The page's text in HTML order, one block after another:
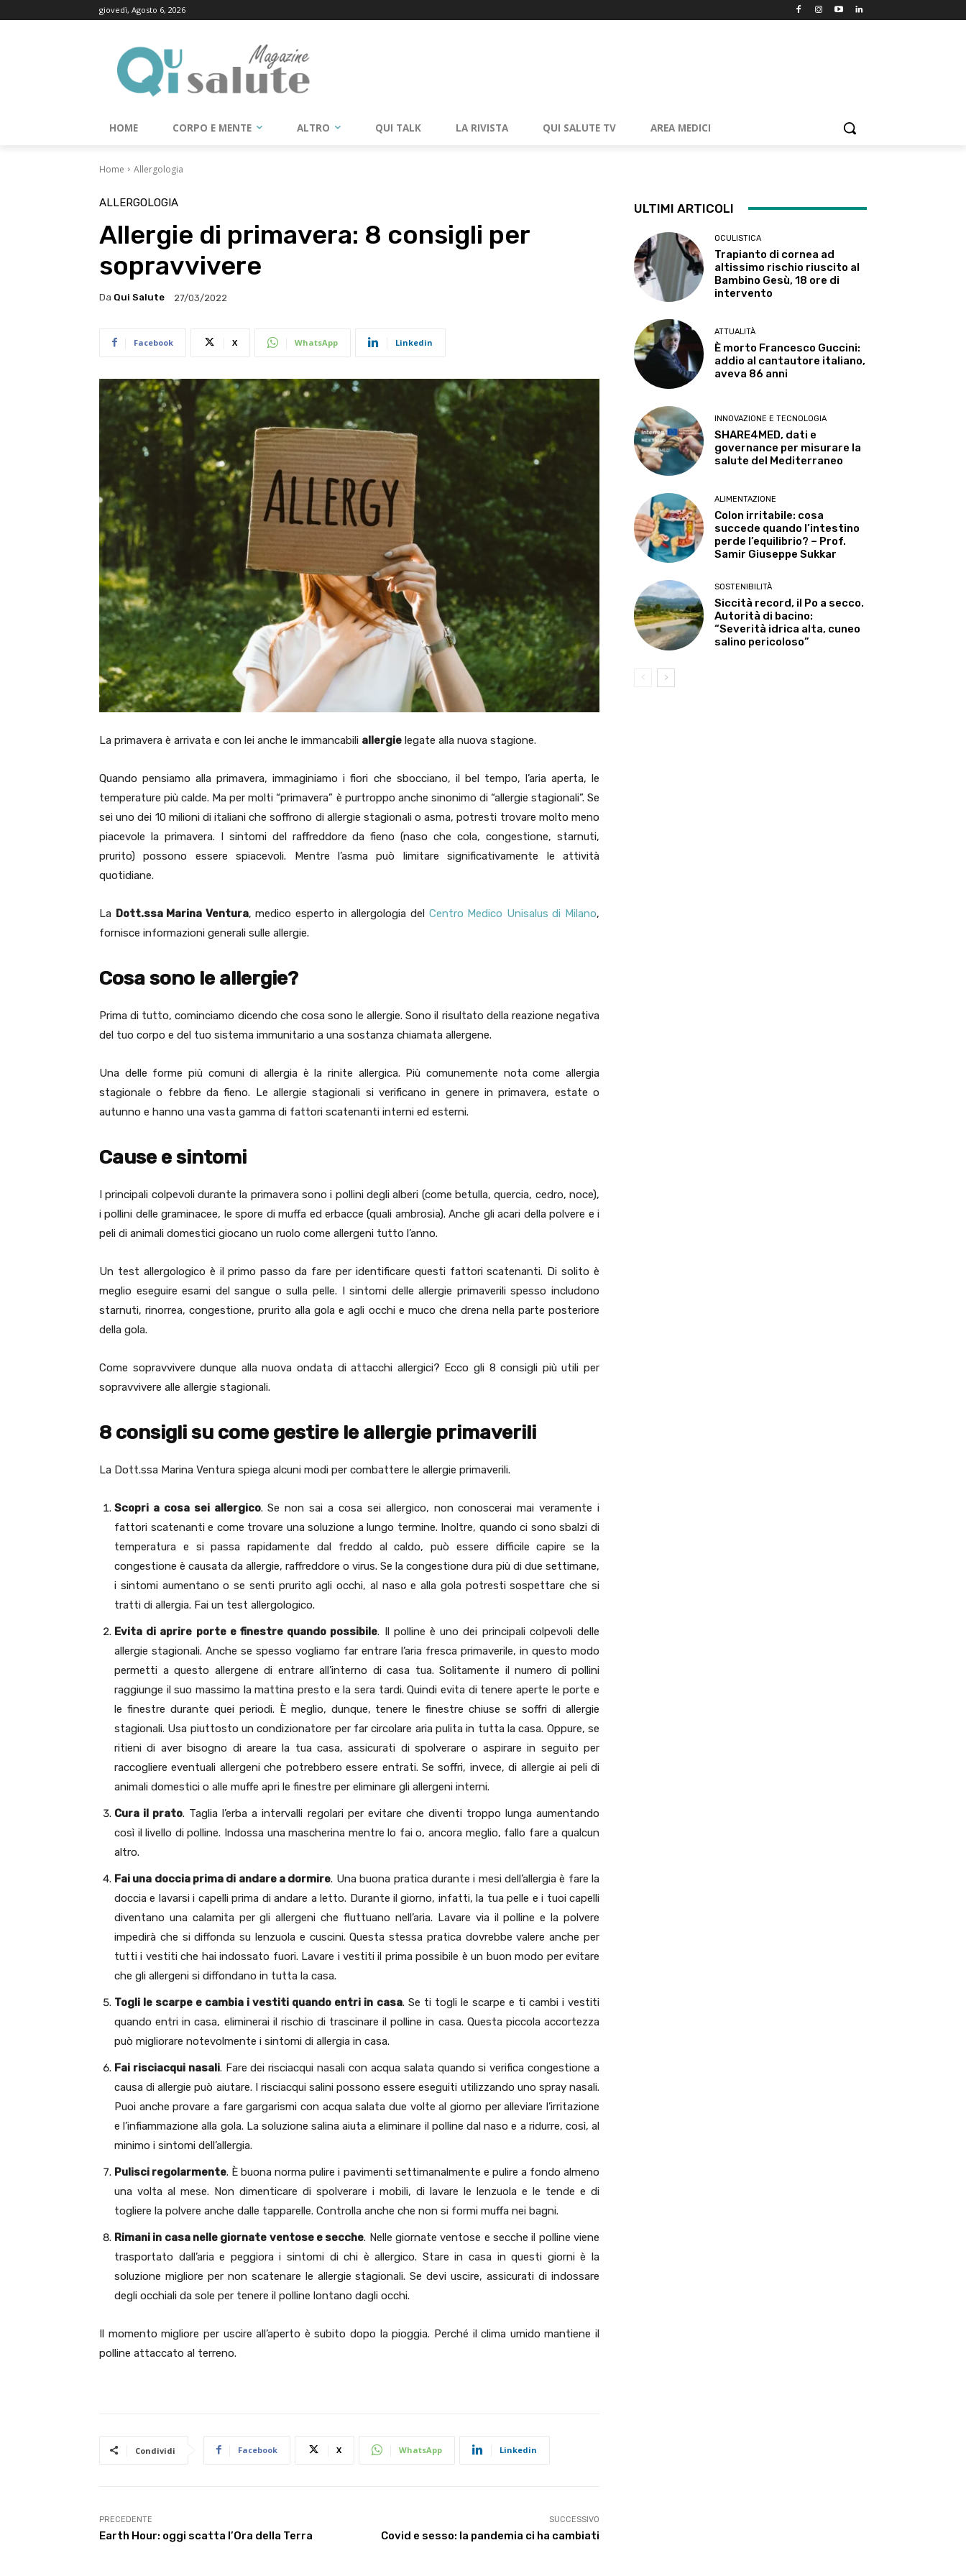
giovedì, Agosto 6, 2026
HOME CORPO E MENTE ALTRO QUI TALK LA RIVISTA QUI SALUTE TV AREA MEDICI
Home Allergologia
ALLERGOLOGIA
Allergie di primavera: 8 consigli per
sopravvivere
Da Qui Salute 27/03/2022
Facebook X WhatsApp Linkedin
La primavera è arrivata e con lei anche le immancabili allergie legate alla nuova stagione.
Quando pensiamo alla primavera, immaginiamo i fiori che sbocciano, il bel tempo, l’aria aperta, le
temperature più calde. Ma per molti “primavera” è purtroppo anche sinonimo di “allergie stagionali”. Se
sei uno dei 10 milioni di italiani che soffrono di allergie stagionali o asma, potresti trovare molto meno
piacevole la primavera. I sintomi del raffreddore da fieno (naso che cola, congestione, starnuti,
prurito) possono essere spiacevoli. Mentre l’asma può limitare significativamente le attività
quotidiane.
La Dott.ssa Marina Ventura, medico esperto in allergologia del Centro Medico Unisalus di Milano,
fornisce informazioni generali sulle allergie.
Cosa sono le allergie?
Prima di tutto, cominciamo dicendo che cosa sono le allergie. Sono il risultato della reazione negativa
del tuo corpo e del tuo sistema immunitario a una sostanza chiamata allergene.
Una delle forme più comuni di allergia è la rinite allergica. Più comunemente nota come allergia
stagionale o febbre da fieno. Le allergie stagionali si verificano in genere in primavera, estate o
autunno e hanno una vasta gamma di fattori scatenanti interni ed esterni.
Cause e sintomi
I principali colpevoli durante la primavera sono i pollini degli alberi (come betulla, quercia, cedro, noce),
i pollini delle graminacee, le spore di muffa ed erbacce (quali ambrosia). Anche gli acari della polvere e i
peli di animali domestici giocano un ruolo come allergeni tutto l’anno.
Un test allergologico è il primo passo da fare per identificare questi fattori scatenanti. Di solito è
meglio eseguire esami del sangue o sulla pelle. I sintomi delle allergie primaverili spesso includono
starnuti, rinorrea, congestione, prurito alla gola e agli occhi e muco che drena nella parte posteriore
della gola.
Come sopravvivere dunque alla nuova ondata di attacchi allergici? Ecco gli 8 consigli più utili per
sopravvivere alle allergie stagionali.
8 consigli su come gestire le allergie primaverili
La Dott.ssa Marina Ventura spiega alcuni modi per combattere le allergie primaverili.
Scopri a cosa sei allergico. Se non sai a cosa sei allergico, non conoscerai mai veramente i
fattori scatenanti e come trovare una soluzione a lungo termine. Inoltre, quando ci sono sbalzi di
temperatura e si passa rapidamente dal freddo al caldo, può essere difficile capire se la
congestione è causata da allergie, raffreddore o virus. Se la congestione dura più di due settimane,
i sintomi aumentano o se senti prurito agli occhi, al naso e alla gola potresti sospettare che si
tratti di allergia. Fai un test allergologico.
Evita di aprire porte e finestre quando possibile. Il polline è uno dei principali colpevoli delle
allergie stagionali. Anche se spesso vogliamo far entrare l’aria fresca primaverile, in questo modo
permetti a questo allergene di entrare all’interno di casa tua. Solitamente il numero di pollini
raggiunge il suo massimo la mattina presto e la sera tardi. Quindi evita di tenere aperte le porte e
le finestre durante quei periodi. È meglio, dunque, tenere le finestre chiuse se soffri di allergie
stagionali. Usa piuttosto un condizionatore per far circolare aria pulita in tutta la casa. Oppure, se
ritieni di aver bisogno di areare la tua casa, assicurati di spolverare o aspirare in seguito per
raccogliere eventuali allergeni che potrebbero essere entrati. Se soffri, invece, di allergie ai peli di
animali domestici o alle muffe apri le finestre per eliminare gli allergeni interni.
Cura il prato. Taglia l’erba a intervalli regolari per evitare che diventi troppo lunga aumentando
così il livello di polline. Indossa una mascherina mentre lo fai o, ancora meglio, fallo fare a qualcun
altro.
Fai una doccia prima di andare a dormire. Una buona pratica durante i mesi dell’allergia è fare la
doccia e lavarsi i capelli prima di andare a letto. Durante il giorno, infatti, la tua pelle e i tuoi capelli
diventano una calamita per gli allergeni che fluttuano nell’aria. Lavare via il polline e la polvere
impedirà che si diffonda su lenzuola e cuscini. Questa stessa pratica dovrebbe valere anche per
tutti i vestiti che hai indossato fuori. Lavare i vestiti il prima possibile è un buon modo per evitare
che gli allergeni si diffondano in tutta la casa.
Togli le scarpe e cambia i vestiti quando entri in casa. Se ti togli le scarpe e ti cambi i vestiti
quando entri in casa, eliminerai il rischio di trascinare il polline in casa. Questa piccola accortezza
può migliorare notevolmente i sintomi di allergia in casa.
Fai risciacqui nasali. Fare dei risciacqui nasali con acqua salata quando si verifica congestione a
causa di allergie può aiutare. I risciacqui salini possono essere eseguiti utilizzando uno spray nasali.
Puoi anche provare a fare gargarismi con acqua salata due volte al giorno per alleviare l’irritazione
e l’infiammazione alla gola. La soluzione salina aiuta a eliminare il polline dal naso e a ridurre, così, al
minimo i sintomi dell’allergia.
Pulisci regolarmente. È buona norma pulire i pavimenti settimanalmente e pulire a fondo almeno
una volta al mese. Non dimenticare di spolverare i mobili, di lavare le lenzuola e le tende e di
togliere la polvere anche dalle tapparelle. Controlla anche che non si formi muffa nei bagni.
Rimani in casa nelle giornate ventose e secche. Nelle giornate ventose e secche il polline viene
trasportato dall’aria e peggiora i sintomi di chi è allergico. Stare in casa in questi giorni è la
soluzione migliore per non scatenare le allergie stagionali. Se devi uscire, assicurati di indossare
degli occhiali da sole per tenere il polline lontano dagli occhi.
Il momento migliore per uscire all’aperto è subito dopo la pioggia. Perché il clima umido mantiene il
polline attaccato al terreno.
Condividi Facebook X WhatsApp Linkedin
PRECEDENTE
Earth Hour: oggi scatta l’Ora della Terra
SUCCESSIVO
Covid e sesso: la pandemia ci ha cambiati
ULTIMI ARTICOLI
OCULISTICA
Trapianto di cornea ad
altissimo rischio riuscito al
Bambino Gesù, 18 ore di
intervento
ATTUALITÀ
È morto Francesco Guccini:
addio al cantautore italiano,
aveva 86 anni
INNOVAZIONE E TECNOLOGIA
SHARE4MED, dati e
governance per misurare la
salute del Mediterraneo
ALIMENTAZIONE
Colon irritabile: cosa
succede quando l’intestino
perde l’equilibrio? – Prof.
Samir Giuseppe Sukkar
SOSTENIBILITÀ
Siccità record, il Po a secco.
Autorità di bacino:
“Severità idrica alta, cuneo
salino pericoloso”